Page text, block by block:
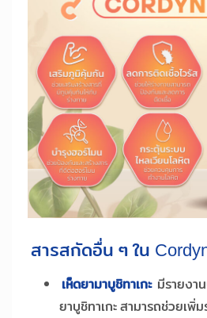
สารสกัดอื่น ๆ ใน
เห็ดยามาบูชิทาเกะ มีรายงา
ยาบูชิทาเกะ สามารถช่วยเพิ่